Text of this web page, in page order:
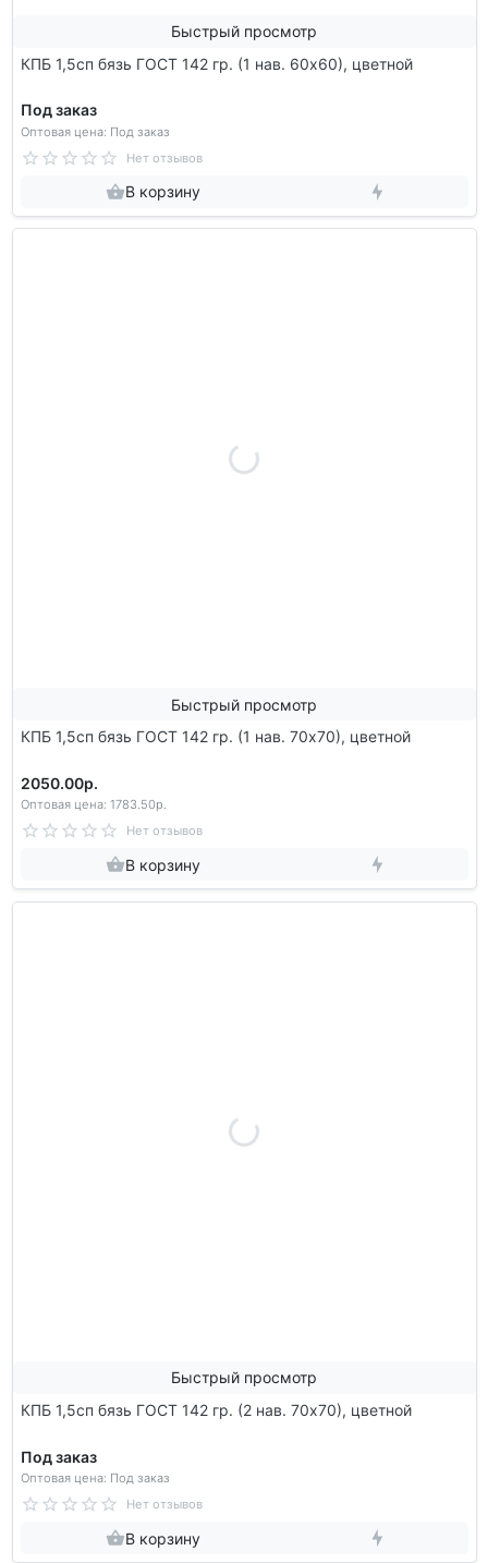
Быстрый просмотр
КПБ 1,5сп бязь ГОСТ 142 гр. (1 нав. 60х60), цветной
Под заказ
Оптовая цена: Под заказ
Нет отзывов
В корзину
Быстрый просмотр
КПБ 1,5сп бязь ГОСТ 142 гр. (1 нав. 70х70), цветной
2050.00р.
Оптовая цена: 1783.50р.
Нет отзывов
В корзину
Быстрый просмотр
КПБ 1,5сп бязь ГОСТ 142 гр. (2 нав. 70х70), цветной
Под заказ
Оптовая цена: Под заказ
Нет отзывов
В корзину